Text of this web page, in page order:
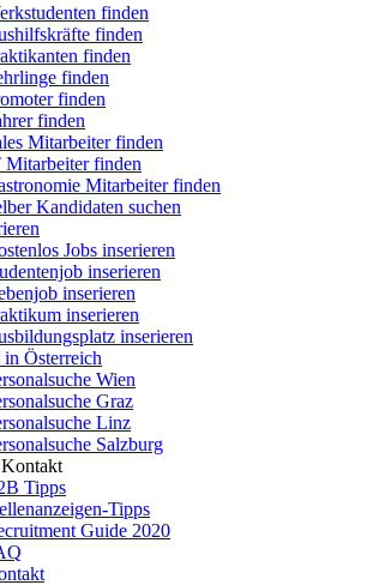
finden
finden
finden
finden
finden
finden
Mitarbeiter finden
Mitarbeiter finden
Mitarbeiter finden
Kandidaten suchen
Jobs inserieren
inserieren
inserieren
inserieren
inserieren
in Österreich
Wien
Graz
Linz
Salzburg
Tipps
Tipps
Guide 2020